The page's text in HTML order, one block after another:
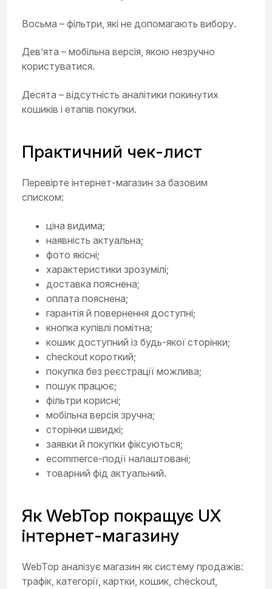
Восьма – фільтри, які не допомагають вибору.
Дев’ята – мобільна версія, якою незручно
користуватися.
Десята – відсутність аналітики покинутих
кошиків і етапів покупки.
Практичний чек-лист
Перевірте інтернет-магазин за базовим
списком:
ціна видима;
наявність актуальна;
фото якісні;
характеристики зрозумілі;
доставка пояснена;
оплата пояснена;
гарантія й повернення доступні;
кнопка купівлі помітна;
кошик доступний із будь-якої сторінки;
checkout короткий;
покупка без реєстрації можлива;
пошук працює;
фільтри корисні;
мобільна версія зручна;
сторінки швидкі;
заявки й покупки фіксуються;
ecommerce-події налаштовані;
товарний фід актуальний.
Як WebTop покращує UX
інтернет-магазину
WebTop аналізує магазин як систему продажів:
трафік, категорії, картки, кошик, checkout,